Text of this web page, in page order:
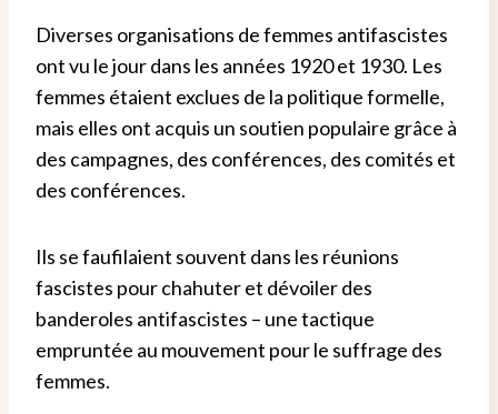
Diverses organisations de femmes antifascistes
ont vu le jour dans les années 1920 et 1930. Les
femmes étaient exclues de la politique formelle,
mais elles ont acquis un soutien populaire grâce à
des campagnes, des conférences, des comités et
des conférences.
Ils se faufilaient souvent dans les réunions
fascistes pour chahuter et dévoiler des
banderoles antifascistes – une tactique
empruntée au mouvement pour le suffrage des
femmes.